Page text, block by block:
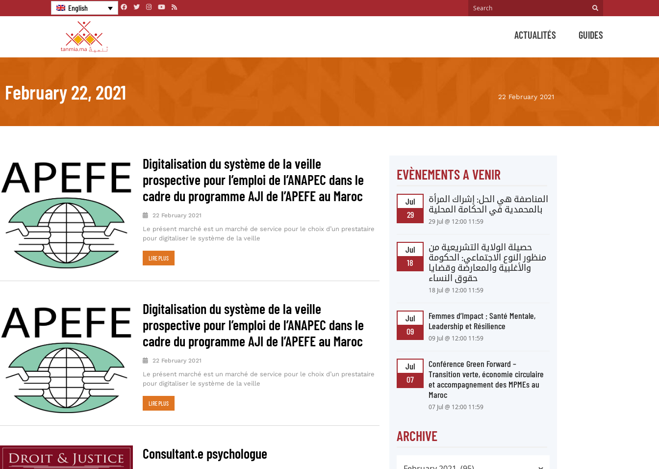
English
ACTUALITÉS GUIDES
February 22, 2021 22 February 2021
Digitalisation du système de la veille
prospective pour l’emploi de l’ANAPEC dans le
cadre du programme AJI de l’APEFE au Maroc
22 February 2021
Le présent marché est un marché de service pour le choix d’un prestataire
pour digitaliser le système de la veille
LIRE PLUS
Digitalisation du système de la veille
prospective pour l’emploi de l’ANAPEC dans le
cadre du programme AJI de l’APEFE au Maroc
22 February 2021
Le présent marché est un marché de service pour le choix d’un prestataire
pour digitaliser le système de la veille
LIRE PLUS
Consultant.e psychologue
EVÈNEMENTS A VENIR
Jul
29
المناصفة هي الحل: إشراك المرأة
بالمحمدية في الحكامة المحلية
29 Jul @ 12:00 11:59
Jul
18
حصيلة الولاية التشريعية من
منظور النوع الاجتماعي: الحكومة
والأغلبية والمعارضة وقضايا
حقوق النساء
18 Jul @ 12:00 11:59
Jul
09
Femmes d’Impact : Santé Mentale,
Leadership et Résilience
09 Jul @ 12:00 11:59
Jul
07
Conférence Green Forward –
Transition verte, économie circulaire
et accompagnement des MPMEs au
Maroc
07 Jul @ 12:00 11:59
ARCHIVE